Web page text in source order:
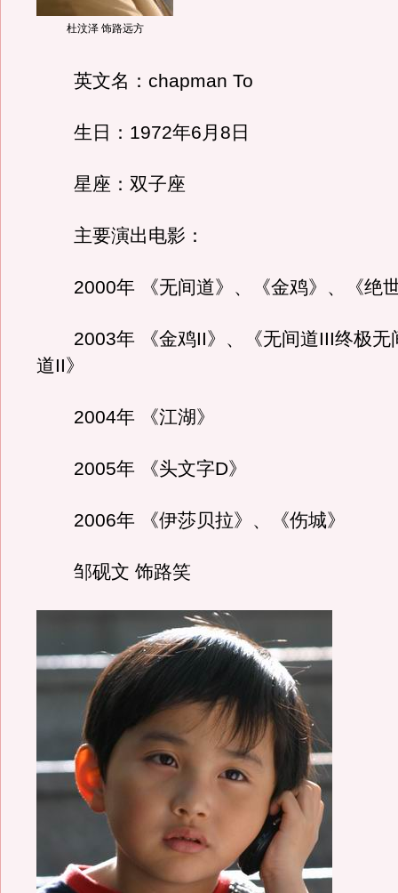
杜汶泽 饰路远方
英文名：chapman To
生日：1972年6月8日
星座：双子座
主要演出电影：
2000年 《无间道》、《金鸡》、《绝
2003年 《金鸡II》、《无间道III终极无
道II》
2004年 《江湖》
2005年 《头文字D》
2006年 《伊莎贝拉》、《伤城》
邹砚文 饰路笑